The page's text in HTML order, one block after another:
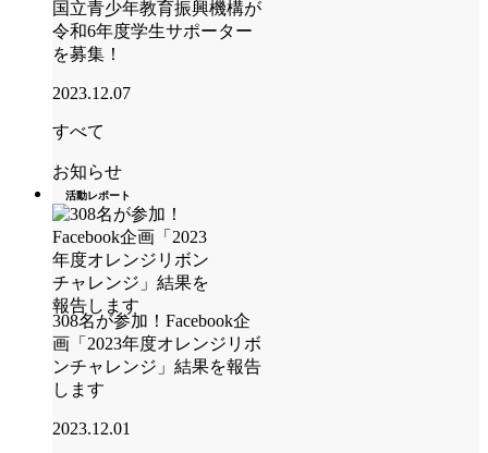
国立青少年教育振興機構が
令和6年度学生サポーター
を募集！
2023.12.07
すべて
お知らせ
活動レポート
308名が参加！Facebook企
画「2023年度オレンジリボ
ンチャレンジ」結果を報告
します
2023.12.01